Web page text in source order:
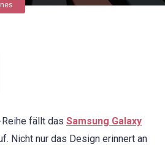
fällt das Samsung Galaxy
Nicht nur das Design erinnert an